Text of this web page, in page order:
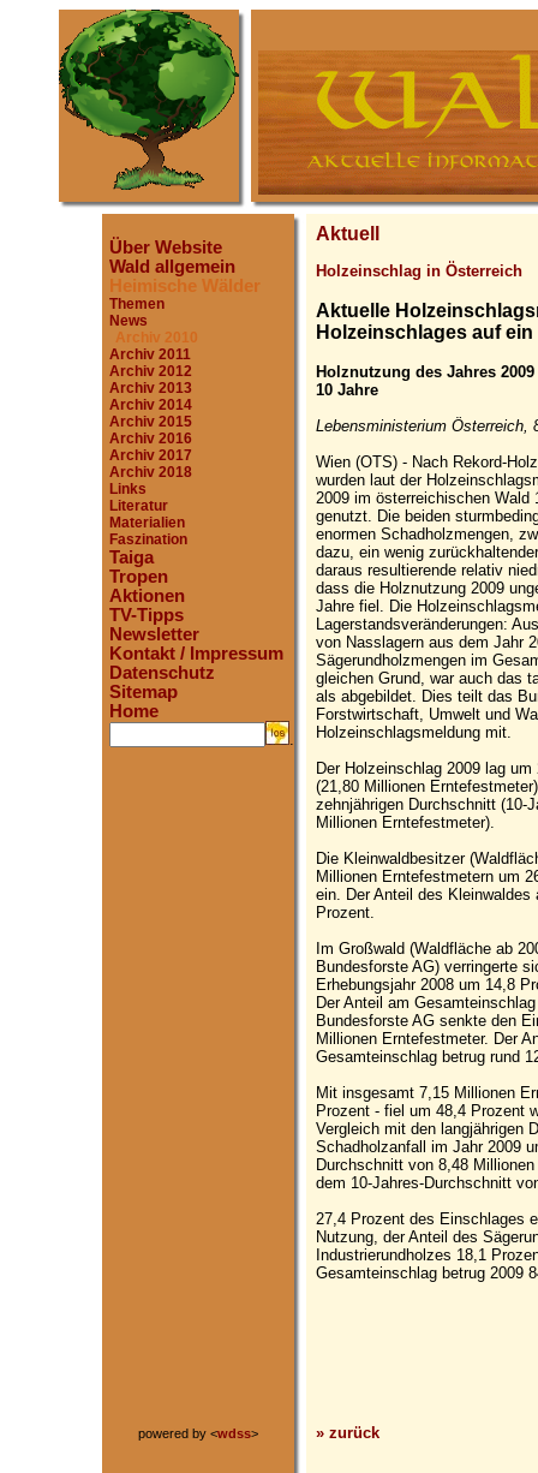
Über Website
Wald allgemein
Heimische Wälder
Themen
News
Archiv 2010
Archiv 2011
Archiv 2012
Archiv 2013
Archiv 2014
Archiv 2015
Archiv 2016
Archiv 2017
Archiv 2018
Links
Literatur
Materialien
Faszination
Taiga
Tropen
Aktionen
TV-Tipps
Newsletter
Kontakt / Impressum
Datenschutz
Sitemap
Home
.
powered by <wdss>
Aktuell
Holzeinschlag in Österreich
Aktuelle
Holzeinschlages auf
Holznutzung des Jahres
10 Jahre
Lebensministerium Österreich,
Wien (OTS) - Nach Rekord-
wurden laut der
2009 im österreichischen Wald
genutzt. Die beiden
enormen Schadholzmengen,
dazu, ein wenig
daraus resultierende relativ
dass die Holznutzung 2009
Jahre fiel. Die
Lagerstandsveränderungen:
von Nasslagern aus dem Jahr
Sägerundholzmengen im
gleichen Grund, war auch das
als abgebildet. Dies teilt das
Forstwirtschaft, Umwelt und
Holzeinschlagsmeldung mit.
Der Holzeinschlag 2009 lag
(21,80 Millionen
zehnjährigen Durchschnitt (10-
Millionen Erntefestmeter).
Die Kleinwaldbesitzer
Millionen Erntefestmetern um
ein. Der Anteil des
Prozent.
Im Großwald (Waldfläche ab
Bundesforste AG) verringerte
Erhebungsjahr 2008 um 14,8
Der Anteil am
Bundesforste AG senkte den
Millionen Erntefestmeter. Der
Gesamteinschlag betrug rund
Mit insgesamt 7,15 Millionen
Prozent - fiel um 48,4 Prozent
Vergleich mit den langjährigen
Schadholzanfall im Jahr 2009
Durchschnitt von 8,48
dem 10-Jahres-Durchschnitt
27,4 Prozent des Einschlages
Nutzung, der Anteil des
Industrierundholzes 18,1
Gesamteinschlag betrug 2009
» zurück